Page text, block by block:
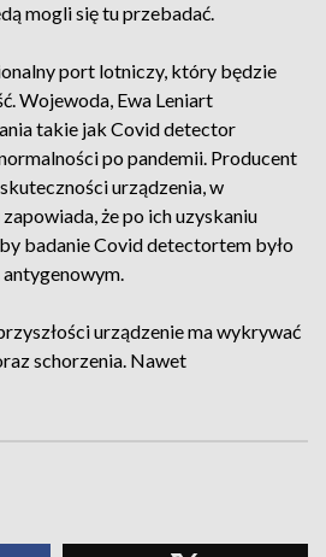
mogli się tu przebadać.
port lotniczy, który będzie
Wojewoda, Ewa Leniart
takie jak Covid detector
po pandemii. Producent
urządzenia, w
że po ich uzyskaniu
badanie Covid detectortem było
urządzenie ma wykrywać
schorzenia. Nawet